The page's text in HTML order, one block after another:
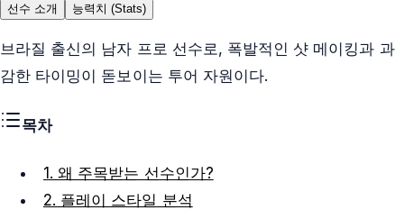
선수 소개 능력치 (Stats)
브라질 출신의 남자 프로 선수로, 폭발적인 샷 메이킹과 과
감한 타이밍이 돋보이는 투어 자원이다.
목차
1. 왜 주목받는 선수인가?
2. 플레이 스타일 분석